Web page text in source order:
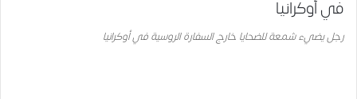
رجل يضيء شمعة للضحايا خارج السفارة الروسية في أوكرانيا